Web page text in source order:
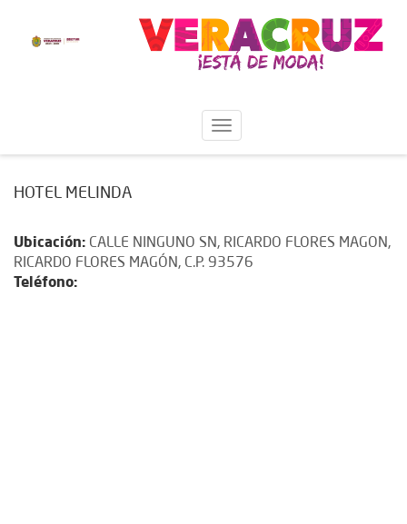
HOTEL MELINDA
Ubicación: CALLE NINGUNO SN, RICARDO FLORES MAGON,
RICARDO FLORES MAGÓN, C.P. 93576
Teléfono: